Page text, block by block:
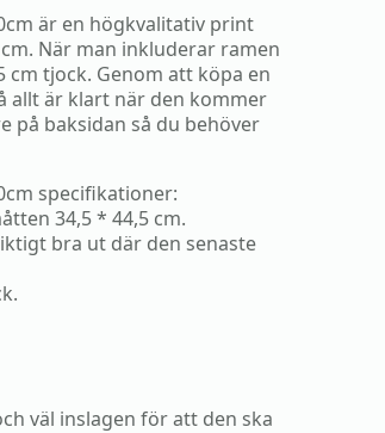
är en högkvalitativ print
När man inkluderar ramen
cm tjock. Genom att köpa en
allt är klart när den kommer
på baksidan så du behöver
specifikationer:
34,5 * 44,5 cm.
bra ut där den senaste
väl inslagen för att den ska